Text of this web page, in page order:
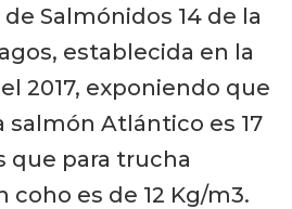
Salmónidos 14 de la
establecida en la
2017, exponiendo que
salmón Atlántico es 17
que para trucha
coho es de 12 Kg/m3.